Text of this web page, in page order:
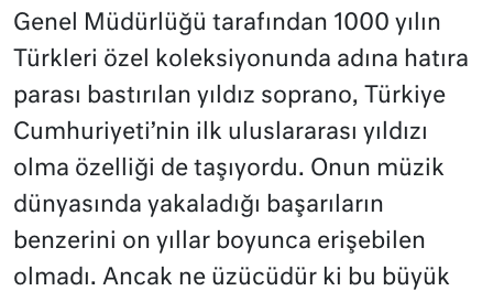
Genel Müdürlüğü tarafından 1000 yılın
Türkleri özel koleksiyonunda adına hatıra
parası bastırılan yıldız soprano, Türkiye
Cumhuriyeti’nin ilk uluslararası yıldızı
olma özelliği de taşıyordu. Onun müzik
dünyasında yakaladığı başarıların
benzerini on yıllar boyunca erişebilen
olmadı. Ancak ne üzücüdür ki bu büyük